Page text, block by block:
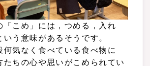
「こめ」には，つめる，入れ
いう意味があるそうです。
何気なく食べている食べ物に
たちの心や思いがこめられてい